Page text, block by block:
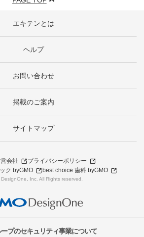
エキテンとは
ヘルプ
お問い合わせ
掲載のご案内
サイトマップ
会社
プライバシーポリシー
ク byGMO
best choice 歯科 byGMO
Inc. All Rights reserved.
プのセキュリティ事業について